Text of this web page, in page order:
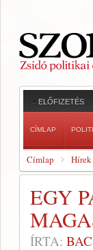
ELŐFIZETÉS
CÍMLAP
Címlap Hírek
EGY
ÍRTA: